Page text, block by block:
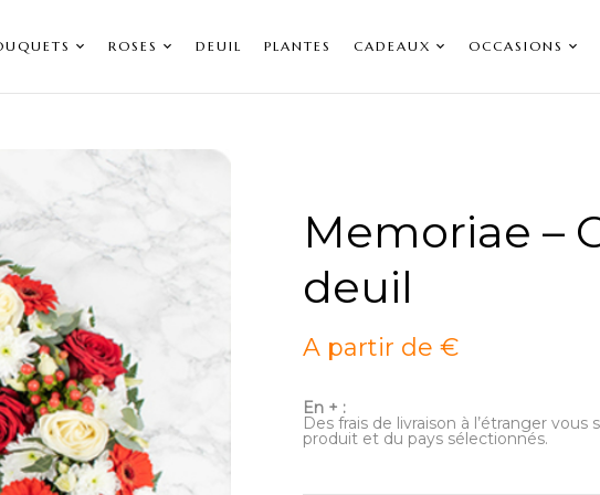
ROSES DEUIL PLANTES CADEAUX OCCASIONS
Memoriae –
deuil
A partir de €
En + :
Des frais de livraison à l’étranger
produit et du pays sélectionnés.